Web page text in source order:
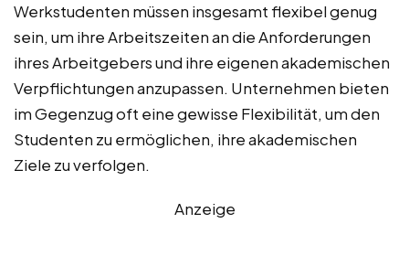
Werkstudenten müssen insgesamt flexibel genug
sein, um ihre Arbeitszeiten an die Anforderungen
ihres Arbeitgebers und ihre eigenen akademischen
Verpflichtungen anzupassen. Unternehmen bieten
im Gegenzug oft eine gewisse Flexibilität, um den
Studenten zu ermöglichen, ihre akademischen
Ziele zu verfolgen.
Anzeige